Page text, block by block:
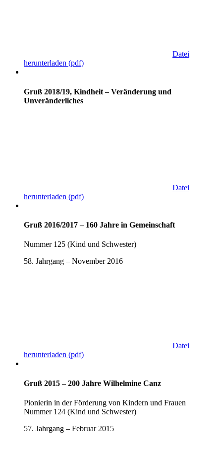
Datei
herunterladen (pdf)
Gruß 2018/19, Kindheit – Veränderung und
Unveränderliches
Datei
herunterladen (pdf)
Gruß 2016/2017 – 160 Jahre in Gemeinschaft
Nummer 125 (Kind und Schwester)
58. Jahrgang – November 2016
Datei
herunterladen (pdf)
Gruß 2015 – 200 Jahre Wilhelmine Canz
Pionierin in der Förderung von Kindern und Frauen
Nummer 124 (Kind und Schwester)
57. Jahrgang – Februar 2015